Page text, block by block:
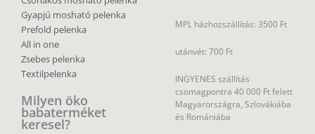
Gyapjú mosható pelenka
Prefold pelenka
All in one
Zsebes pelenka
Textilpelenka
Milyen öko
babaterméket
keresel?
MPL házhozszállítás: 3500 Ft
utánvét: 700 Ft
INGYENES szállítás
csomagpontra 40 000 Ft felett
Magyarországra, Szlovákiába
és Romániába